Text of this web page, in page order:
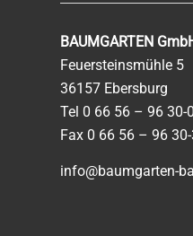
BAUMGARTEN
Feuersteinsmühle 5
36157 Ebersburg
Tel 0 66 56 – 96 30-0
Fax 0 66 56 – 96
info@baumgarten-